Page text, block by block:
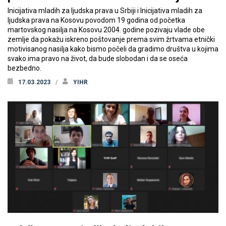
Inicijativa mladih za ljudska prava u Srbiji i Inicijativa mladih za
ljudska prava na Kosovu povodom 19 godina od početka
martovskog nasilja na Kosovu 2004. godine pozivaju vlade obe
zemlje da pokažu iskreno poštovanje prema svim žrtvama etnički
motivisanog nasilja kako bismo počeli da gradimo društva u kojima
svako ima pravo na život, da bude slobodan i da se oseća
bezbedno.
17.03.2023 YIHR